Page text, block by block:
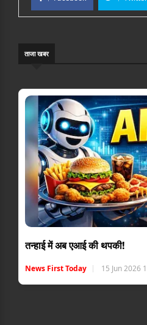
ताजा खबर
तन्हाई में अब एआई की थपकी!
News First Today 15 Jun 2026